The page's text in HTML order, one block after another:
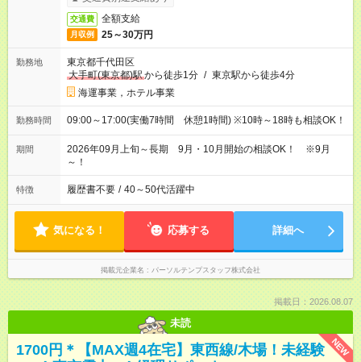
交通費 全額支給
月収例 25～30万円
勤務地
東京都千代田区
大手町(東京都)駅から徒歩1分 / 東京駅から徒歩4分
海運事業，ホテル事業
勤務時間 09:00～17:00(実働7時間 休憩1時間) ※10時～18時も相談OK！
期間
2026年09月上旬～長期 9月・10月開始の相談OK！ ※9月
～！
特徴 履歴書不要 / 40～50代活躍中
気になる！ 応募する 詳細へ
掲載元企業名 パーソルテンプスタッフ株式会社
掲載日：2026.08.07
未読
NEW
1700円＊【MAX週4在宅】東西線/木場！未経験